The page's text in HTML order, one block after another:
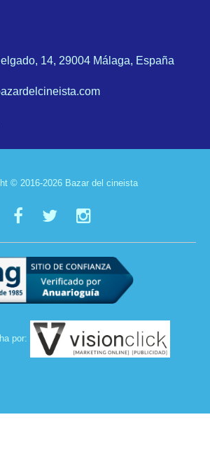
14, 29004 Málaga, España
© 2016-2026 Bazar del cineista
por: